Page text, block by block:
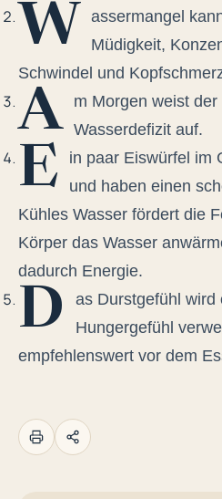
W
assermangel
Müdigkeit,
Schwindel und
A
m Morgen weist
Wasserdefizit auf.
E
in paar Eiswürfel im
und haben einen
Kühles Wasser fördert die
Körper das Wasser
dadurch Energie.
D
as Durstgefühl wird
Hungergefühl
empfehlenswert vor dem